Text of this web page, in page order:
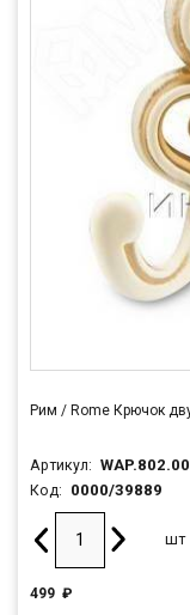
Рим / Rome Крючок
Артикул:
Код: 0000/39889
шт
499 ₽